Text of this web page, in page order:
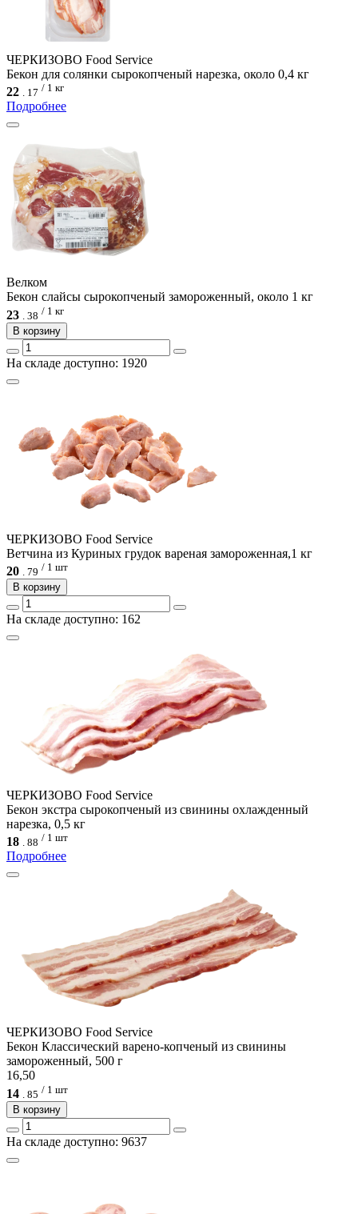
ЧЕРКИЗОВО Food Service
Бекон для солянки сырокопченый нарезка, около 0,4 кг
22 . 17 / 1 кг
Подробнее
Велком
Бекон слайсы сырокопченый замороженный, около 1 кг
23
38 / 1 кг
В корзину
На складе доступно: 1920
ЧЕРКИЗОВО Food Service
Ветчина из Куриных грудок вареная замороженная,1 кг
20 . 79 / 1 шт
В корзину
На складе доступно: 162
ЧЕРКИЗОВО Food Service
Бекон экстра сырокопченый из свинины охлажденный
нарезка, 0,5 кг
18 . 88 / 1 шт
Подробнее
ЧЕРКИЗОВО Food Service
Бекон Классический варено-копченый из свинины
замороженный, 500 г
16,50
14
85 / 1 шт
В корзину
На складе доступно: 9637